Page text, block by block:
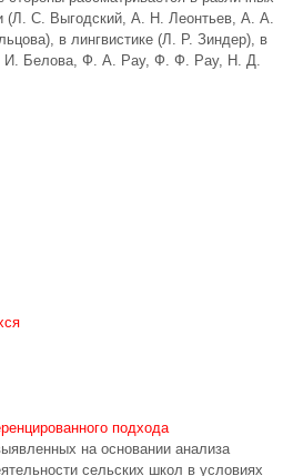
(Л. С. Выгодский, А. Н. Леонтьев, А. А.
в лингвистике (Л. Р. Зиндер), в
И. Белова, Ф. А. Рау, Ф. Ф. Рау, Н. Д.
подхода
на основании анализа
сельских школ в условиях